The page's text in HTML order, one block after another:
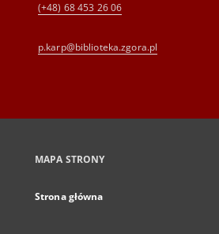
(+48) 68 453 26 06
p.karp@biblioteka.zgora.pl
MAPA STRONY
Strona główna